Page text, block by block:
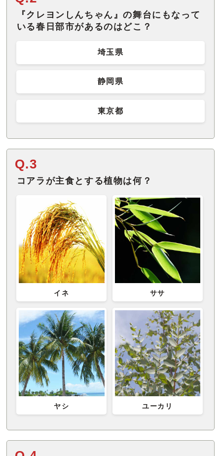
『クレヨンしんちゃん』の舞台にもなって
いる春日部市があるのはどこ？
埼玉県
静岡県
東京都
Q.3
コアラが主食とする植物は何？
イネ ササ
ヤシ ユーカリ